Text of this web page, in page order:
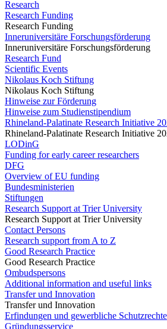
Research
Research Funding
Research Funding
Inneruniversitäre Forschungsförderung
Inneruniversitäre Forschungsförderung
Research Fund
Scientific Events
Nikolaus Koch Stiftung
Nikolaus Koch Stiftung
Hinweise zur Förderung
Hinweise zum Studienstipendium
Rhineland-Palatinate Research Initiative
Rhineland-Palatinate Research Initiative
LODinG
Funding for early career researchers
DFG
Overview of EU funding
Bundesministerien
Stiftungen
Research Support at Trier University
Research Support at Trier University
Contact Persons
Research support from A to Z
Good Research Practice
Good Research Practice
Ombudspersons
Additional information and useful links
Transfer und Innovation
Transfer und Innovation
Erfindungen und gewerbliche Schutzrechte
Gründungsservice